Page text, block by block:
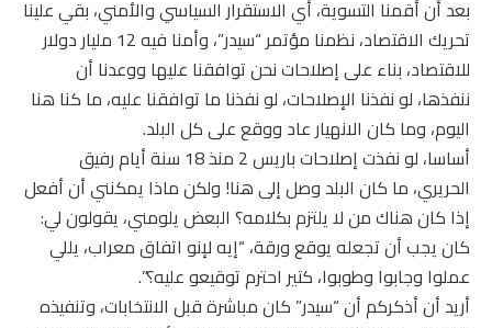
بعد أن أقمنا التسوية، أي الاستقرار السياسي والأمني، بقي علينا
تحريك الاقتصاد، نظمنا مؤتمر “سيدر”، وأمنا فيه 12 مليار دولار
للاقتصاد، بناء على إصلاحات نحن توافقنا عليها ووعدنا أن
ننفذها، لو نفذنا الإصلاحات، لو نفذنا ما توافقنا عليه، ما كنا هنا
اليوم، وما كان الانهيار عاد ووقع على كل البلد.
أساسا، لو نفذت إصلاحات باريس 2 منذ 18 سنة أيام رفيق
الحريري، ما كان البلد وصل إلى هنا! ولكن ماذا يمكنني أن أفعل
إذا كان هناك من لا يلتزم بكلامه؟ البعض يلومني، يقولون لي:
كان يجب أن تجعله يوقع ورقة، “إيه لإنو اتفاق معراب، يللي
عملوا وجابوا وطوبوا، كتير احترم توقيعو عليه؟”.
أريد أن أذكركم أن “سيدر” كان مباشرة قبل الانتخابات، وتنفيذه